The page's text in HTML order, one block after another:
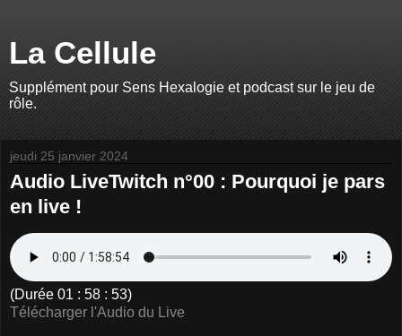
La Cellule
Supplément pour Sens Hexalogie et podcast sur le jeu de
rôle.
jeudi 25 janvier 2024
Audio LiveTwitch n°00 : Pourquoi je pars
en live !
(Durée 01 : 58 : 53)
Télécharger l'Audio du Live